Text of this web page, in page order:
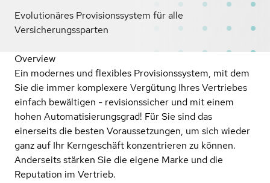
Evolutionäres Provisionssystem für alle
Versicherungssparten
Overview
Ein modernes und flexibles Provisionssystem, mit dem
Sie die immer komplexere Vergütung Ihres Vertriebes
einfach bewältigen - revisionssicher und mit einem
hohen Automatisierungsgrad! Für Sie sind das
einerseits die besten Voraussetzungen, um sich wieder
ganz auf Ihr Kerngeschäft konzentrieren zu können.
Anderseits stärken Sie die eigene Marke und die
Reputation im Vertrieb.